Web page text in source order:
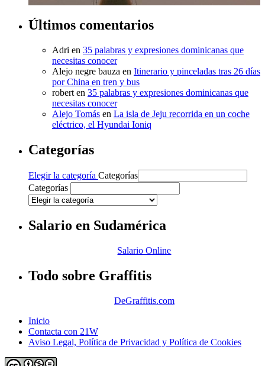
Últimos comentarios
Adri en 35 palabras y expresiones dominicanas que
necesitas conocer
Alejo negre bauza en Itinerario y pinceladas tras 26 días
por China en tren y bus
robert en 35 palabras y expresiones dominicanas que
necesitas conocer
Alejo Tomás en La isla de Jeju recorrida en un coche
eléctrico, el Hyundai Ioniq
Categorías
Categorías
Elegir la categoría Categorías
Categorías
Salario en Sudamérica
Salario Online
Todo sobre Graffitis
DeGraffitis.com
Inicio
Contacta con 21W
Aviso Legal, Política de Privacidad y Política de Cookies